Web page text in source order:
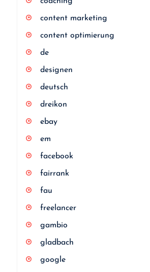
content marketing
content optimierung
de
designen
deutsch
dreikon
ebay
em
facebook
fairrank
fau
freelancer
gambio
gladbach
google